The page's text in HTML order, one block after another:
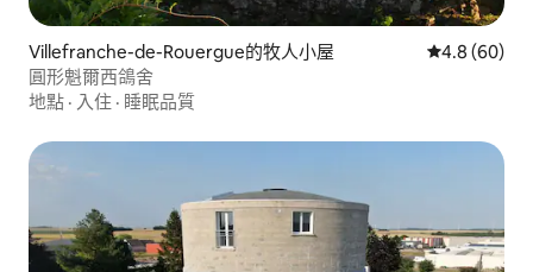
Villefranche-de-Rouergue的牧人小屋 從 60 則評價
4.8 (60)
圓形魁爾西鴿舍
地點 · 入住 · 睡眠品質